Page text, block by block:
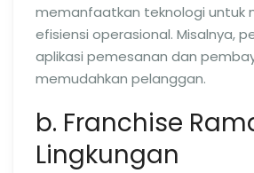
memanfaatkan teknologi untuk
efisiensi operasional. Misalnya,
aplikasi pemesanan dan
memudahkan pelanggan.
b. Franchise
Lingkungan